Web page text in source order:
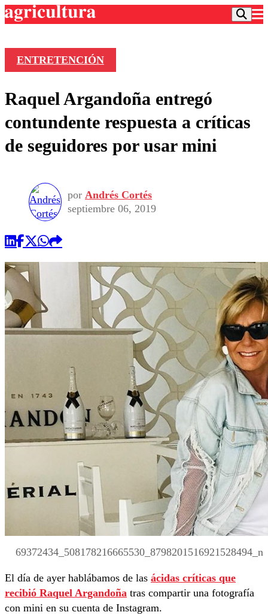
Frecuencias
Agricultura TV
Deportes
Colo Colo
Seleccion Chilena
Torneo Internacional
Entretención
Economía
Internacional
Publicaciones en medios
Opinión
ENTRETENCIÓN
Raquel Argandoña entregó
contundente respuesta a críticas
de seguidores por usar mini
por Andrés Cortés
septiembre 06, 2019
69372434_508178216665530_8798201516921528494_n
El día de ayer hablábamos de las ácidas críticas que
recibió Raquel Argandoña tras compartir una fotografía
con mini en su cuenta de Instagram.